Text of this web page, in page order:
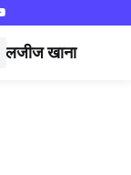
लजीज खाना